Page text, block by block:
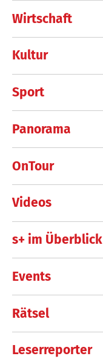
Wirtschaft
Kultur
Sport
Panorama
OnTour
Videos
s+ im Überblick
Events
Rätsel
Leserreporter